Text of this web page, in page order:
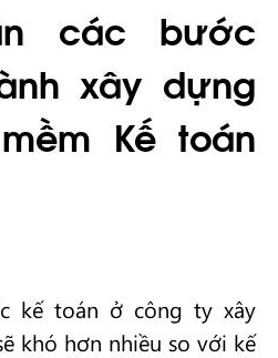
các bước
xây dựng
Kế toán
kế toán ở công ty xây
khó hơn nhiều so với kế